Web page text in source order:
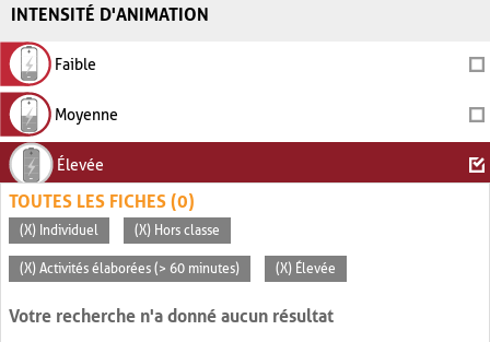
INTENSITÉ D'ANIMATION
Faible
Moyenne
Élevée
TOUTES LES FICHES (0)
(X) Individuel (X) Hors classe
(X) Activités élaborées (> 60 minutes) (X) Élevée
Votre recherche n'a donné aucun résultat